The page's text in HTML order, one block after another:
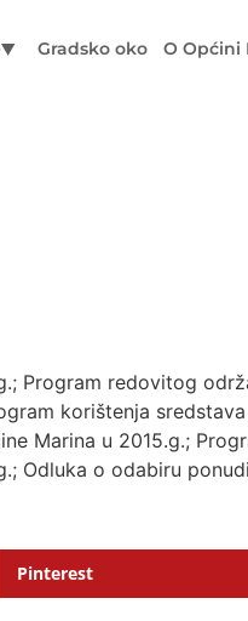
Gradsko oko O Općini
Program redovitog
korištenja
Marina u 2015.g.;
Odluka o odabiru
Pinterest